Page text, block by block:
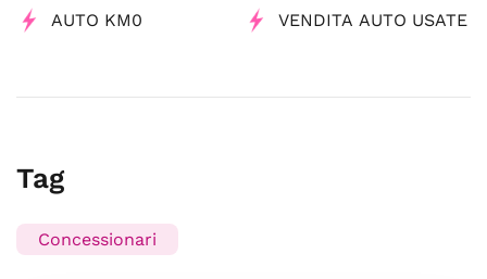
AUTO KM0 VENDITA AUTO USATE
Tag
Concessionari